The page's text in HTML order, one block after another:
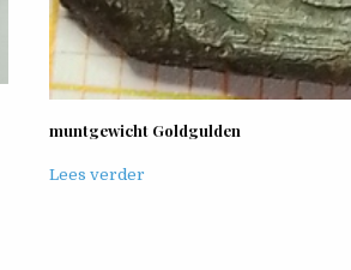
muntgewicht Goldgulden
Lees verder